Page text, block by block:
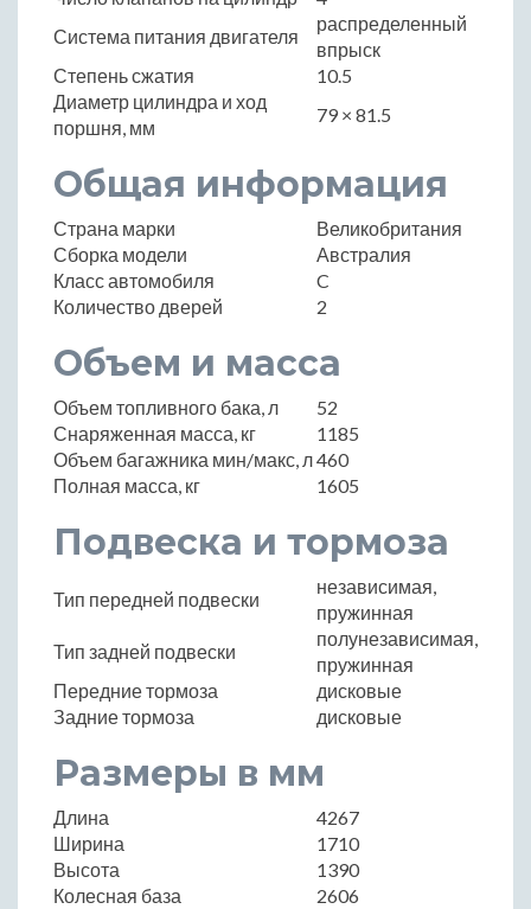
Система питания двигателя
распределенный
впрыск
Степень сжатия
10.5
Диаметр цилиндра и ход
поршня, мм
79 × 81.5
Общая информация
Страна марки
Великобритания
Сборка модели
Австралия
Класс автомобиля
C
Количество дверей
2
Объем и масса
Объем топливного бака, л
52
Снаряженная масса, кг
1185
Объем багажника мин/макс, л460
Полная масса, кг
1605
Подвеска и тормоза
Тип передней подвески
независимая,
пружинная
Тип задней подвески
полунезависимая,
пружинная
Передние тормоза
дисковые
Задние тормоза
дисковые
Размеры в мм
Длина
4267
Ширина
1710
Высота
1390
Колесная база
2606